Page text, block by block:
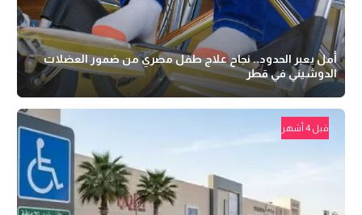
أمل يعبر الحدود.. نجاح علاج طفل مصري من ضمور العضلات
الدوشيني في قطر
قبل 4 أشهر